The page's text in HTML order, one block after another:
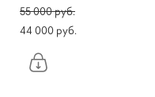
55 000 pуб.
44 000 pуб.